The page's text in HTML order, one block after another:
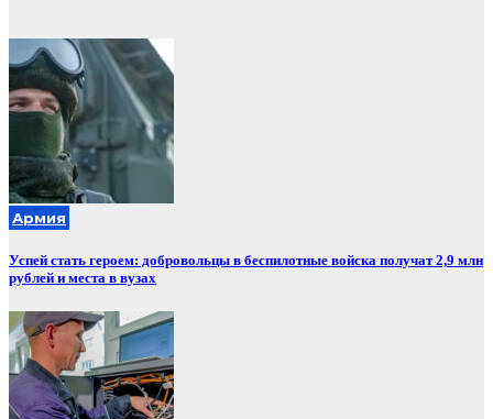
Армия
Успей стать героем: добровольцы в беспилотные войска получат 2,9 млн
рублей и места в вузах